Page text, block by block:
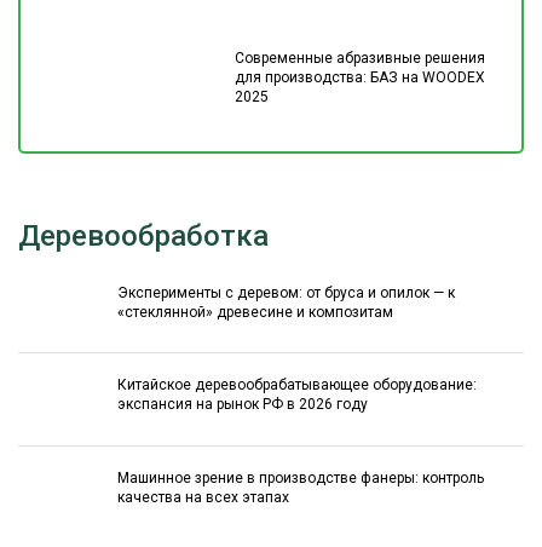
Современные абразивные решения
для производства: БАЗ на WOODEX
2025
Деревообработка
Эксперименты с деревом: от бруса и опилок — к
«стеклянной» древесине и композитам
Китайское деревообрабатывающее оборудование:
экспансия на рынок РФ в 2026 году
Машинное зрение в производстве фанеры: контроль
качества на всех этапах